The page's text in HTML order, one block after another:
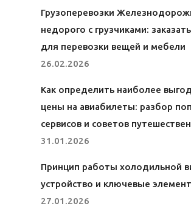
Грузоперевозки
недорого с грузчиками:
для перевозки вещей и мебели
26.02.2026
Как определить наиболее
цены на авиабилеты: разбор
сервисов и советов
31.01.2026
Принцип работы холодильной
устройство и ключевые
27.01.2026